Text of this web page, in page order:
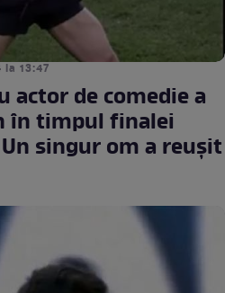
la 13:47
actor de comedie a
în timpul finalei
singur om a reuşit